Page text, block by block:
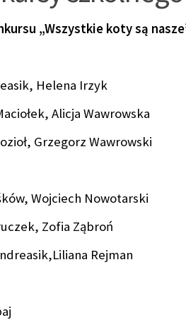
„Wszystkie koty są
Helena Irzyk
Alicja Wawrowska
Grzegorz Wawrowski
Wojciech Nowotarski
Zofia Ząbroń
Rejman